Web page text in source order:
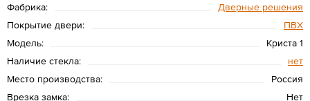
Фабрика:
Дверные решения
Покрытие двери:
ПВХ
Модель:
Криста 1
Наличие стекла:
нет
Место производства:
Россия
Врезка замка:
Нет